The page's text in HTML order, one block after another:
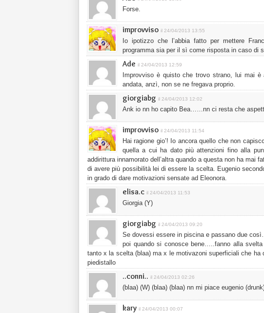
Forse.
improvviso il 24/04/2013 13:55
Io ipotizzo che l’abbia fatto per mettere
programma sia per il sì come risposta in caso di
Ade il 24/04/2013 12:59
Improvviso è quisto che trovo strano, lui mai
andata, anzì, non se ne fregava proprio.
giorgiabg il 24/04/2013 12:02
Ank io nn ho capito Bea……nn ci resta che
improvviso il 24/04/2013 11:54
Hai ragione gio’! Io ancora quello che non
quella a cui ha dato più attenzioni fino alla
addirittura innamorato dell’altra quando a questa non ha mai
di avere più possibilità lei di essere la scelta. Eugenio
in grado di dare motivazioni sensate ad Eleonora.
elisa.c il 24/04/2013 11:53
Giorgia (Y)
giorgiabg il 24/04/2013 09:20
Se dovessi essere in piscina e passano due
poi quando si conosce bene…..fanno alla
tanto x la scelta (blaa) ma x le motivazoni superficiali che
piedistallo
..conni.. il 24/04/2013 02:26
(blaa) (W) (blaa) (blaa) nn mi piace eugenio
kary il 24/04/2013 00:07